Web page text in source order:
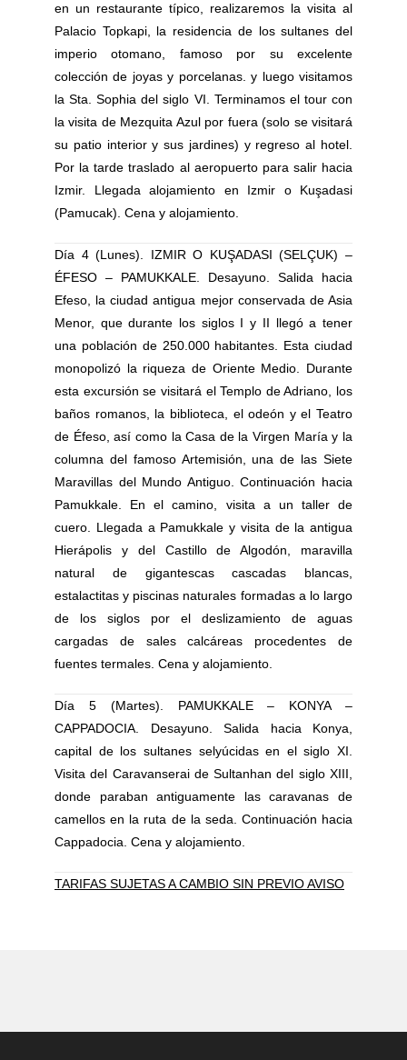
en un restaurante típico, realizaremos la visita al
Palacio Topkapi, la residencia de los sultanes del
imperio otomano, famoso por su excelente
colección de joyas y porcelanas. y luego visitamos
la Sta. Sophia del siglo VI. Terminamos el tour con
la visita de Mezquita Azul por fuera (solo se visitará
su patio interior y sus jardines) y regreso al hotel.
Por la tarde traslado al aeropuerto para salir hacia
Izmir. Llegada alojamiento en Izmir o Kuşadasi
(Pamucak). Cena y alojamiento.
Día 4 (Lunes). IZMIR O KUŞADASI (SELÇUK) –
ÉFESO – PAMUKKALE. Desayuno. Salida hacia
Efeso, la ciudad antigua mejor conservada de Asia
Menor, que durante los siglos I y II llegó a tener
una población de 250.000 habitantes. Esta ciudad
monopolizó la riqueza de Oriente Medio. Durante
esta excursión se visitará el Templo de Adriano, los
baños romanos, la biblioteca, el odeón y el Teatro
de Éfeso, así como la Casa de la Virgen María y la
columna del famoso Artemisión, una de las Siete
Maravillas del Mundo Antiguo. Continuación hacia
Pamukkale. En el camino, visita a un taller de
cuero. Llegada a Pamukkale y visita de la antigua
Hierápolis y del Castillo de Algodón, maravilla
natural de gigantescas cascadas blancas,
estalactitas y piscinas naturales formadas a lo largo
de los siglos por el deslizamiento de aguas
cargadas de sales calcáreas procedentes de
fuentes termales. Cena y alojamiento.
Día 5 (Martes). PAMUKKALE – KONYA –
CAPPADOCIA. Desayuno. Salida hacia Konya,
capital de los sultanes selyúcidas en el siglo XI.
Visita del Caravanserai de Sultanhan del siglo XIII,
donde paraban antiguamente las caravanas de
camellos en la ruta de la seda. Continuación hacia
Cappadocia. Cena y alojamiento.
TARIFAS SUJETAS A CAMBIO SIN PREVIO AVISO